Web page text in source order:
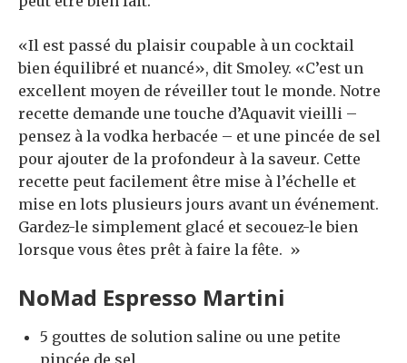
«Il est passé du plaisir coupable à un cocktail
bien équilibré et nuancé», dit Smoley. «C’est un
excellent moyen de réveiller tout le monde. Notre
recette demande une touche d’Aquavit vieilli –
pensez à la vodka herbacée – et une pincée de sel
pour ajouter de la profondeur à la saveur. Cette
recette peut facilement être mise à l’échelle et
mise en lots plusieurs jours avant un événement.
Gardez-le simplement glacé et secouez-le bien
lorsque vous êtes prêt à faire la fête. »
NoMad Espresso Martini
5 gouttes de solution saline ou une petite